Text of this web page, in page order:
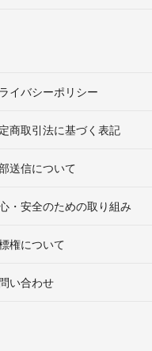
イバシーポリシー
商取引法に基づく表記
送信について
・安全のための取り組み
権について
い合わせ